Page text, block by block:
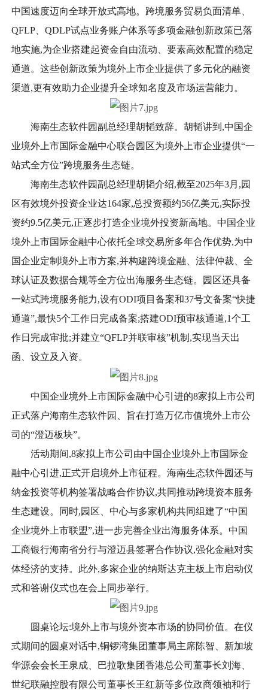
中国速度迈向全球开放式高地。跨境服务贸易负面清单、
QFLP、QDLP试点业务账户体系等多项金融创新政策已落
地实施,为企业搭建起资金自由流动、要素高效配置的稳定
通道。这些创新政策为境外上市企业提供了多元化的融资
渠道,更有效助力企业提升全球知名度及市场运营能力。
海南生态软件园副总经理胡韬致辞。胡韬讲到,中国企
业境外上市国际金融中心联合园区为境外上市企业提供“一
站式全方位”跨境服务生态链。
海南生态软件园副总经理胡韬介绍,截至2025年3月,园
区有效境外投资企业达164家,总投资额约56亿美元,实际投
资约9.5亿美元,正逐步打造企业境外投资新高地。中国企业
境外上市国际金融中心依托全球交易所多年合作优势,为中
国企业定制境外上市方案,并构建跨境金融、法律仲裁、全
球认证及数据合规等全方位出海服务生态链。园区还具备
一站式跨境服务能力,设有ODI项目备案和37号文备案“快捷
通道”,最快5个工作日完成备案;搭建ODI预审核通道,1个工
作日完成审批;并建立“QFLP并联审核”机制,实现当天出
函、设立及入资。
中国企业境外上市国际金融中心引进的8家拟上市公司
正式落户海南生态软件园、旨在打造万亿市值境外上市公
司的“澄迈板块”。
活动期间,8家拟上市公司由中国企业境外上市国际金
融中心引进,正式开启境外上市征程。海南生态软件园还与
纳金投资等机构签署战略合作协议,共同推动跨境资本服务
生态建设。同时,园区、中心与多家机构共同组建了“中国
企业境外上市联盟”,进一步完善企业出海服务体系。中国
工商银行海南省分行与澄迈县签署合作协议,强化金融对实
体经济的支持。此外,多家企业的纳斯达克主板上市启动仪
式和答谢仪式也在会上同步举行。
圆桌论坛:境外上市与境外资本市场的协同价值。在仪
式期间的圆桌对话中,铜锣湾集团董事局主席陈智、新加坡
华源会会长王泉成、巴拉歌集团香港总公司董事长刘海、
世纪联融控股有限公司董事长王红新等多位政商领袖和行